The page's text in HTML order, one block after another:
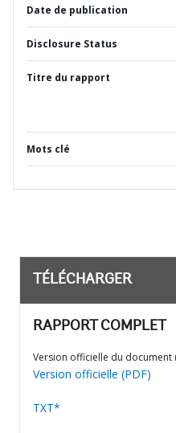
Date de publication
Disclosure Status
Titre du rapport
Mots clé
TÉLÉCHARGER
RAPPORT COMPLET
Version officielle du
Version officielle (PDF)
TXT*